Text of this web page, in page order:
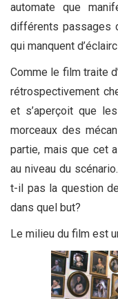
automate que
différents passages
qui manquent
Comme le film traite
rétrospectivement
et s’aperçoit que
morceaux des
partie, mais que cet
au niveau du
t-il pas la question
dans quel but?
Le milieu du film est